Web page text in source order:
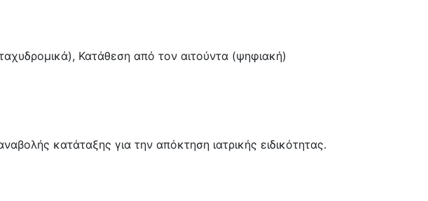
Κατάθεση από τον αιτούντα (ψηφιακή)
κατάταξης για την απόκτηση ιατρικής ειδικότητας.